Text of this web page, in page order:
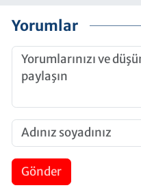
Yorumlar
Gönder